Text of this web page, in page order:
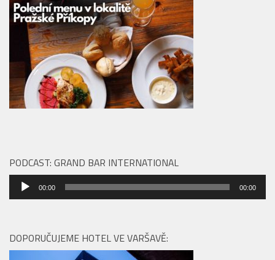
PODCAST: GRAND BAR INTERNATIONAL
Audio
přehrávač
00:00 00:00
DOPORUČUJEME HOTEL VE VARŠAVĚ: